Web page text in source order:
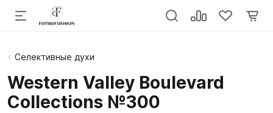
Селективные духи
Western Valley Boulevard
Collections №300